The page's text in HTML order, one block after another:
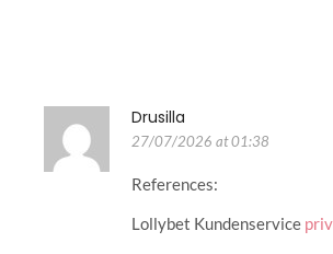
Drusilla
27/07/2026 at 01:38
References:
Lollybet Kundenservice